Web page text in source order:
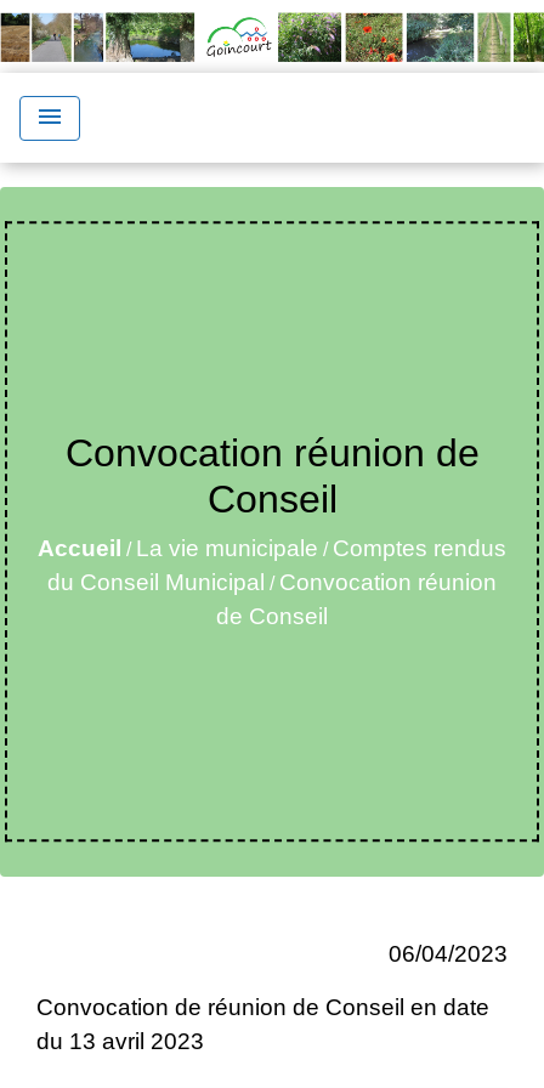
menu
Convocation réunion de
Conseil
Accueil / La vie municipale / Comptes rendus
du Conseil Municipal / Convocation réunion
de Conseil
06/04/2023
Convocation de réunion de Conseil en date
du 13 avril 2023